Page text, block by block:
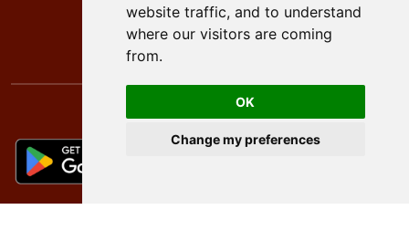
website traffic, and to understand
where our visitors are coming
from.
OK
Change my preferences